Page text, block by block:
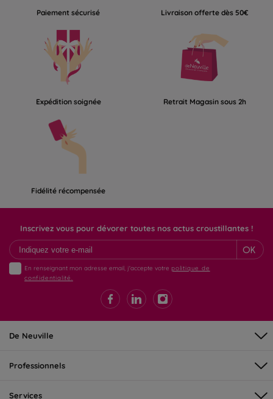
Paiement sécurisé Livraison offerte dès 50€
Expédition soignée Retrait Magasin sous 2h
Fidélité récompensée
Inscrivez vous pour dévorer toutes nos actus croustillantes !
OK
En renseignant mon adresse email, j'accepte votre politique de
confidentialité.
De Neuville
Professionnels
Services